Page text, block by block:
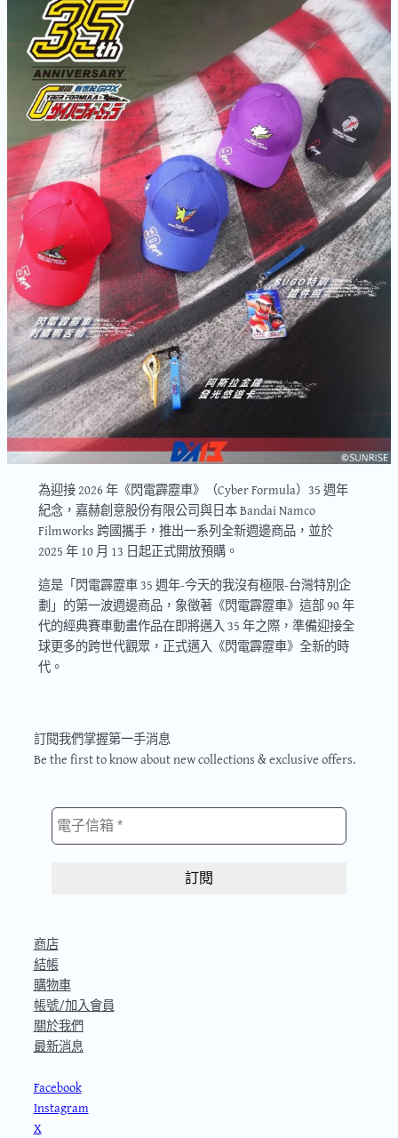
為迎接 2026 年《閃電霹靂車》（Cyber Formula）35 週年
紀念，嘉赫創意股份有限公司與日本 Bandai Namco
Filmworks 跨國攜手，推出一系列全新週邊商品，並於
2025 年 10 月 13 日起正式開放預購。
這是「閃電霹靂車 35 週年-今天的我沒有極限-台灣特別企
劃」的第一波週邊商品，象徵著《閃電霹靂車》這部 90 年
代的經典賽車動畫作品在即將邁入 35 年之際，準備迎接全
球更多的跨世代觀眾，正式邁入《閃電霹靂車》全新的時
代。
訂閱我們掌握第一手消息
Be the first to know about new collections & exclusive offers.
商店
結帳
購物車
帳號/加入會員
關於我們
最新消息
Facebook
Instagram
X